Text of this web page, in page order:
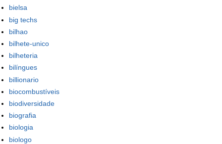
bielsa
big techs
bilhao
bilhete-unico
bilheteria
bilíngues
billionario
biocombustíveis
biodiversidade
biografia
biologia
biologo